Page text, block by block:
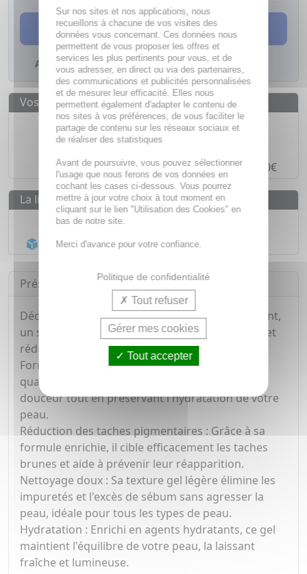
AJOUTER AU PANIER
Ajouter à mes favoris
Vos avantages
Des prixIMBATTABLES
Paiement en ligneSÉCURISÉ
Paiement en4 fois sans fraisà partir de 30€
La livraison
Livraison gratuite dès
Acheminement Chronopost
Présentation
Découvrez le gel nettoyant EUCERIN Anti-Pigment,
un soin innovant conçu pour unifier votre teint et
réduire l'apparence des taches pigmentaires.
Formulé avec des ingrédients actifs de haute
qualité, ce gel nettoyant de 400ml nettoie en
douceur tout en préservant l'hydratation de votre
peau.
Réduction des taches pigmentaires : Grâce à sa
formule enrichie, il cible efficacement les taches
brunes et aide à prévenir leur réapparition.
Nettoyage doux : Sa texture gel légère élimine les
impuretés et l'excès de sébum sans agresser la
peau, idéale pour tous les types de peau.
Hydratation : Enrichi en agents hydratants, ce gel
maintient l'équilibre de votre peau, la laissant
fraîche et lumineuse.
Sur nos sites et nos applications, nous
recueillons à chacune de vos visites des
données vous concernant. Ces données nous
permettent de vous proposer les offres et
services les plus pertinents pour vous, et de
vous adresser, en direct ou via des partenaires,
des communications et publicités personnalisées
et de mesurer leur efficacité. Elles nous
permettent également d'adapter le contenu de
nos sites à vos préférences, de vous faciliter le
partage de contenu sur les réseaux sociaux et
de réaliser des statistiques
Avant de poursuivre, vous pouvez sélectionner
l'usage que nous ferons de vos données en
cochant les cases ci-dessous. Vous pourrez
mettre à jour votre choix à tout moment en
cliquant sur le lien "Utilisation des Cookies" en
bas de notre site.
Merci d'avance pour votre confiance.
Politique de confidentialité
Tout refuser
Gérer mes cookies
Tout accepter